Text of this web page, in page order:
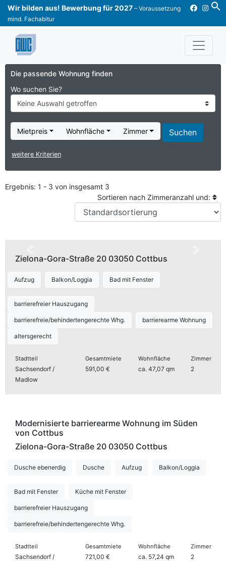
Skip
content
Wir bilden aus! Bewerbung für 2027 – Voraussetzung
mind. Fachabitur
Die passende Wohnung finden
Wo suchen Sie?
Keine Auswahl getroffen
Mietpreis Wohnfläche Zimmer
weitere Kriterien
Ergebnis: 1 - 3 von insgesamt 3
Sortieren nach Zimmeranzahl und:
Zurück
Zielona-Gora-Straße 20 03050 Cottbus
Aufzug Balkon/Loggia Bad mit Fenster
barrierefreier Hauszugang
barrierefreie/behindertengerechte Whg. barrierearme Wohnung
altersgerecht
Stadtteil
Sachsendorf /
Madlow
Gesamtmiete
591,00 €
Wohnfläche
ca. 47,07 qm
Zimmer
2
Zurück
Modernisierte barrierearme Wohnung im Süden
von Cottbus
Zielona-Gora-Straße 20 03050 Cottbus
Dusche ebenerdig Dusche Aufzug Balkon/Loggia
Bad mit Fenster Küche mit Fenster
barrierefreier Hauszugang
barrierefreie/behindertengerechte Whg.
Stadtteil
Sachsendorf /
Gesamtmiete
721,00 €
Wohnfläche
ca. 57,24 qm
Zimmer
2